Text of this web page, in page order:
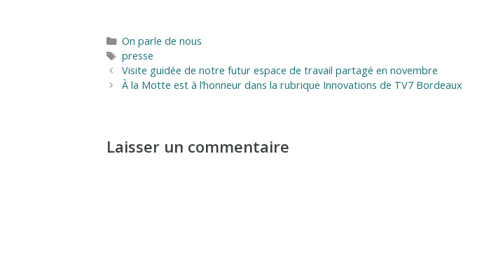
Catégories
On parle de nous
Étiquettes
presse
Visite guidée de notre futur espace de travail partagé en novembre
À la Motte est à l’honneur dans la rubrique Innovations de TV7 Bordeaux
Laisser un commentaire